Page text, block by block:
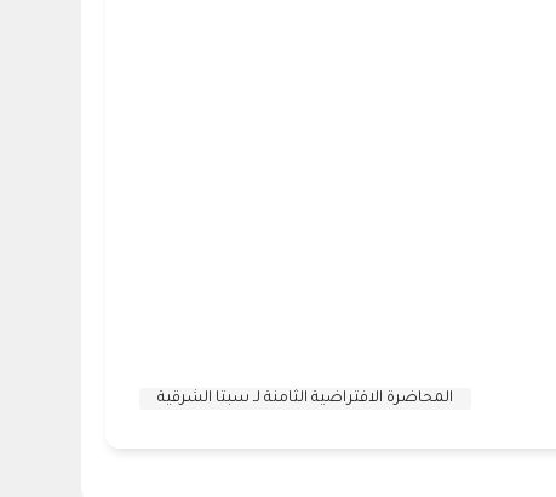
المحاضرة الافتراضية الثامنة لـ سبتا الشرقية